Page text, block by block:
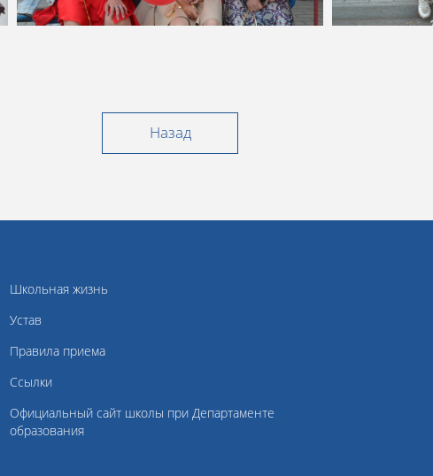
Назад
Школьная жизнь
Устав
Правила приема
Ссылки
Официальный сайт школы при Департаменте
образования